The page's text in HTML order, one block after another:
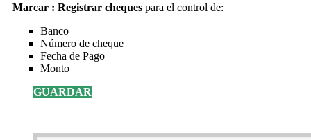
Marcar : Registrar cheques para el control de:
Banco
Número de cheque
Fecha de Pago
Monto
GUARDAR